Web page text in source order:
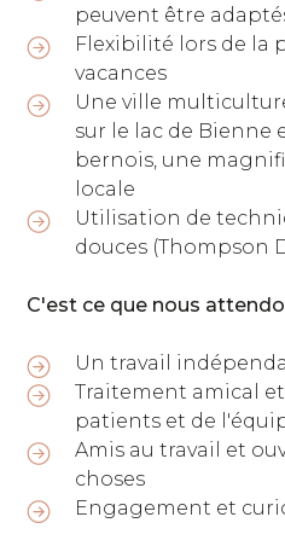
peuvent être
Flexibilité lors de la
vacances
Une ville
sur le lac de Bienne
bernois, une
locale
Utilisation de
douces (Thompson
C'est ce que nous
Un travail
Traitement amical
patients et de
Amis au travail et
choses
Engagement et